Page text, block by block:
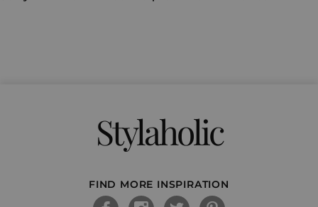
Stylaholic
FIND MORE INSPIRATION